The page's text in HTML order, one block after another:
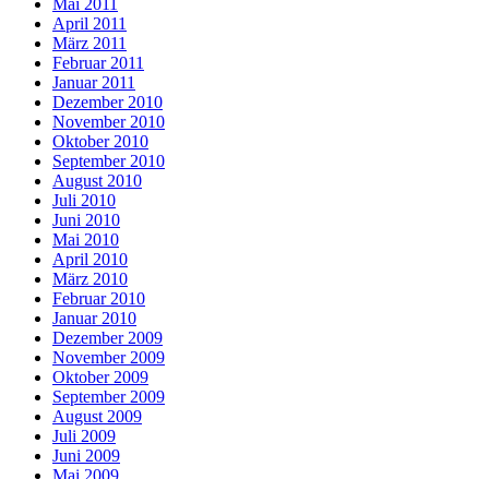
Mai 2011
April 2011
März 2011
Februar 2011
Januar 2011
Dezember 2010
November 2010
Oktober 2010
September 2010
August 2010
Juli 2010
Juni 2010
Mai 2010
April 2010
März 2010
Februar 2010
Januar 2010
Dezember 2009
November 2009
Oktober 2009
September 2009
August 2009
Juli 2009
Juni 2009